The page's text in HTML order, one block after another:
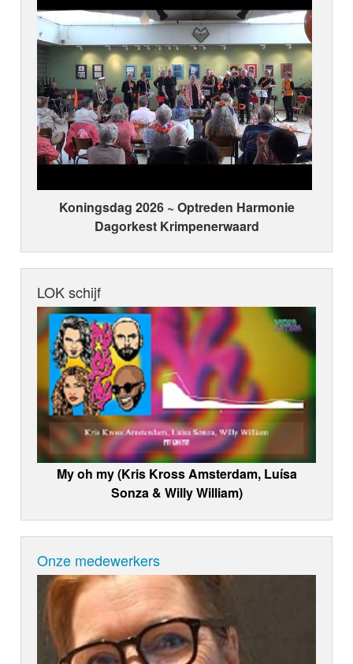
Koningsdag 2026 ~ Optreden Harmonie
Dagorkest Krimpenerwaard
LOK schijf
My oh my (Kris Kross Amsterdam, Luísa
Sonza & Willy William)
Onze medewerkers